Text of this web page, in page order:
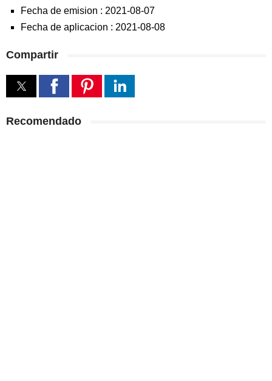
Fecha de emision : 2021-08-07
Fecha de aplicacion : 2021-08-08
Compartir
Recomendado